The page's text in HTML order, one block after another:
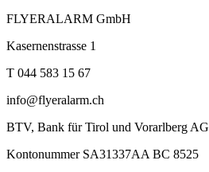
FLYERALARM GmbH
Kasernenstrasse 1
T 044 583 15 67
info@flyeralarm.ch
BTV, Bank für Tirol und Vorarlberg AG
Kontonummer SA31337AA BC 8525